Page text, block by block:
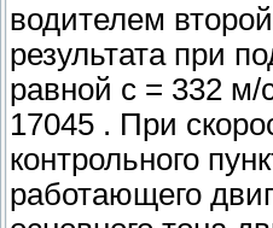
водителем
результата при
равной с = 332 м/
17045 . При
контрольного
работающего